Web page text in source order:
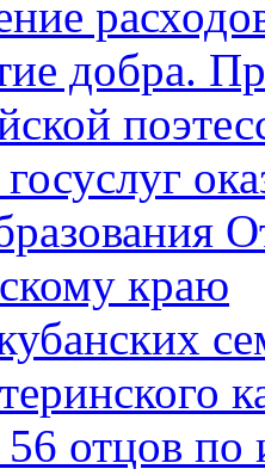
добра.
краю
отцов по